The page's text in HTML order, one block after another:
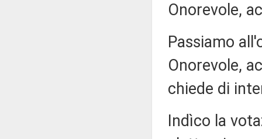
Onorevole,
Passiamo
Onorevole,
chiede di
Indìco la